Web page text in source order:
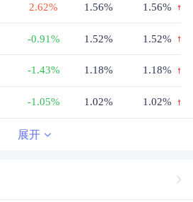
2.62% 1.56% 1.56%
-0.91% 1.52% 1.52%
-1.43% 1.18% 1.18%
-1.05% 1.02% 1.02%
-0.69%
展开